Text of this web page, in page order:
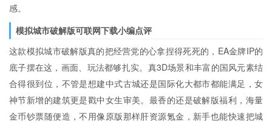
感。
模拟城市破解版可联网下载小编点评
这款模拟城市破解版真的把经营党的心拿捏得死死的，EA金牌IP的
底子摆在这，画面、玩法都够扎实。真3D场景和丰富的国风元素结
合得很到位，不管是想建中式古城还是国际化大都市都能满足，女
神节新增的建筑更是戳中女生审美。最香的还是破解版福利，海量
金币钞票随便造，不用像原版那样肝资源氪金，新手也能快速把城